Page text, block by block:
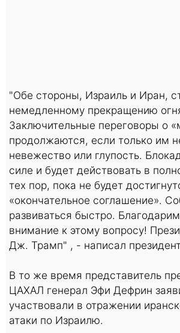
"Обе стороны, Израиль и Иран,
немедленному прекращению
Заключительные переговоры о
продолжаются, если только им
невежество или глупость.
силе и будет действовать в
тех пор, пока не будет
«окончательное соглашение».
развиваться быстро.
внимание к этому вопросу!
Дж. Трамп" , - написал
В то же время представитель
ЦАХАЛ генерал Эфи Дефрин
участвовали в отражении
атаки по Израилю.